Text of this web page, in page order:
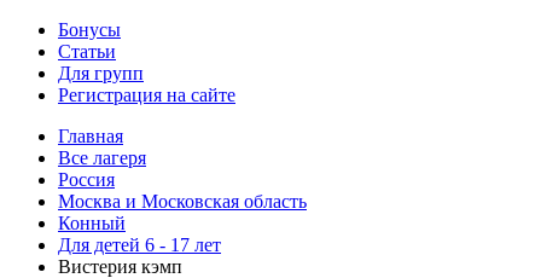
Бонусы
Статьи
Для групп
Регистрация на сайте
Главная
Все лагеря
Россия
Москва и Московская область
Конный
Для детей 6 - 17 лет
Вистерия кэмп